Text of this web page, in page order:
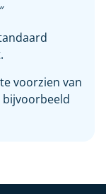
voorzien van